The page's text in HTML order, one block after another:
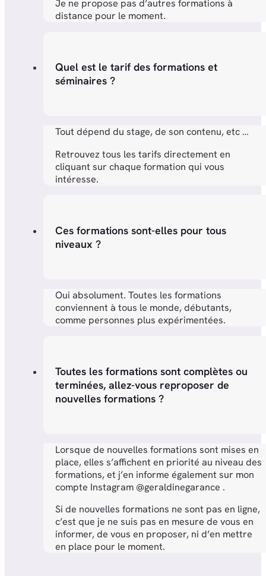
Je ne propose pas d’autres formations à
distance pour le moment.
Quel est le tarif des formations et
séminaires ?
Tout dépend du stage, de son contenu, etc …
Retrouvez tous les tarifs directement en
cliquant sur chaque formation qui vous
intéresse.
Ces formations sont-elles pour tous
niveaux ?
Oui absolument. Toutes les formations
conviennent à tous le monde, débutants,
comme personnes plus expérimentées.
Toutes les formations sont complètes ou
terminées, allez-vous reproposer de
nouvelles formations ?
Lorsque de nouvelles formations sont mises en
place, elles s’affichent en priorité au niveau des
formations, et j’en informe également sur mon
compte Instagram @geraldinegarance .
Si de nouvelles formations ne sont pas en ligne,
c’est que je ne suis pas en mesure de vous en
informer, de vous en proposer, ni d’en mettre
en place pour le moment.